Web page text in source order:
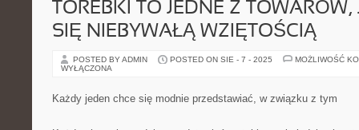
TOREBKI TO JEDNE Z
SIĘ NIEBYWAŁĄ WZIĘTOŚCIĄ
POSTED BY ADMIN POSTED ON SIE - 7 - 2025
MOŻLIWOŚĆ
WYŁĄCZONA
Każdy jeden chce się modnie przedstawiać, w związku z tym